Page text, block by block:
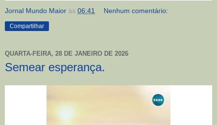
Jornal Mundo Maior às 06:41 Nenhum comentário:
Compartilhar
QUARTA-FEIRA, 28 DE JANEIRO DE 2026
Semear esperança.